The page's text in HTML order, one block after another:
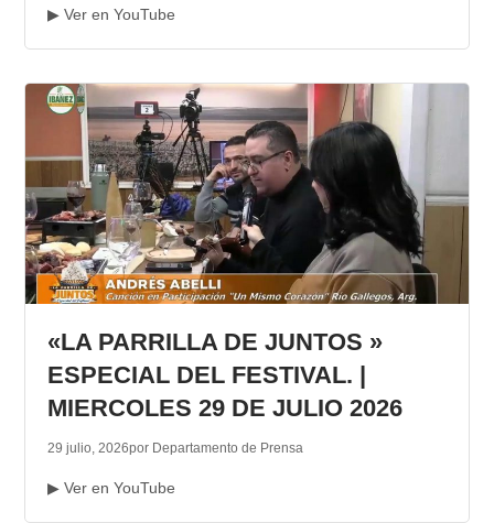
▶ Ver en YouTube
«LA PARRILLA DE JUNTOS »
ESPECIAL DEL FESTIVAL. |
MIERCOLES 29 DE JULIO 2026
29 julio, 2026por Departamento de Prensa
▶ Ver en YouTube